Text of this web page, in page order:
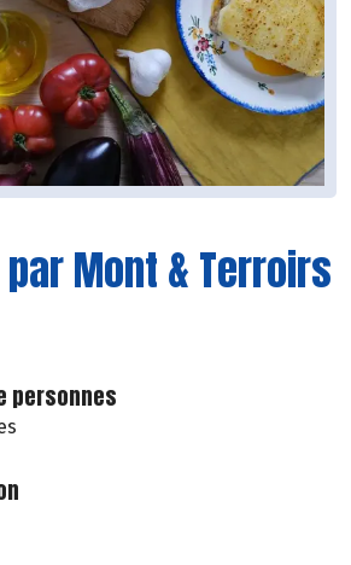
Mont & Terroirs
personnes